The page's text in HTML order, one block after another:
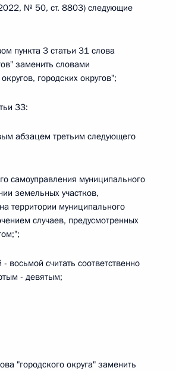
№ 50, ст. 8803) следующие
пункта 3 статьи 31 слова
заменить словами
городских округов";
33:
абзацем третьим следующего
самоуправления муниципального
земельных участков,
территории муниципального
случаев, предусмотренных
восьмой считать соответственно
- девятым;
"городского округа" заменить